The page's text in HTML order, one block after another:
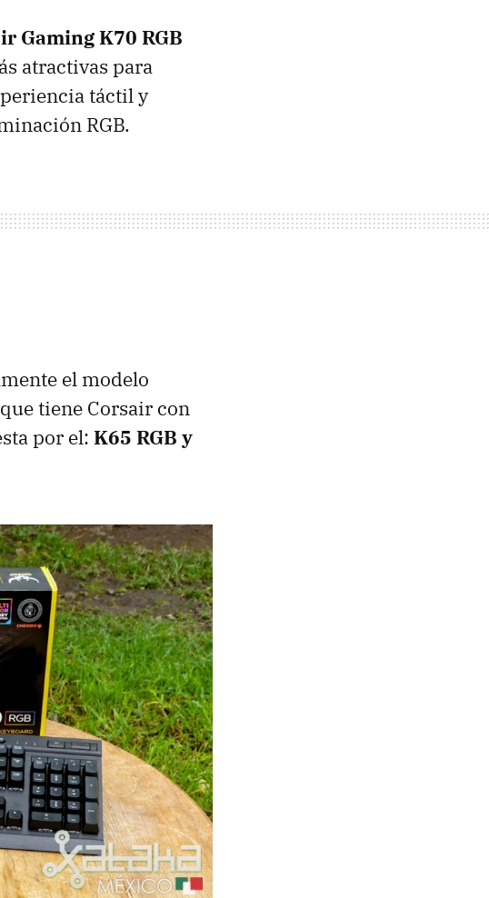
Gaming K70 RGB
atractivas para
táctil y
RGB.
el modelo
tiene Corsair con
por el: K65 RGB y